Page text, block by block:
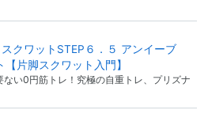
スクワットSTEP６．５ アンイーブ
【片脚スクワット入門】
ない0円筋トレ！究極の自重トレ、プリズナ